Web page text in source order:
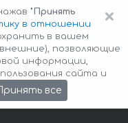
Cookie Policy
×
"Принять
в отношении
в вашем
позволяющие
информации,
сайта и
Принять все